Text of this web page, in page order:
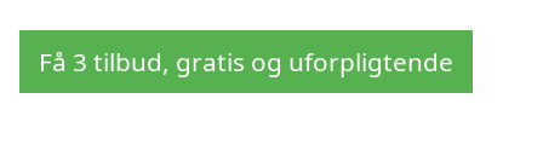
Få 3 tilbud, gratis og uforpligtende